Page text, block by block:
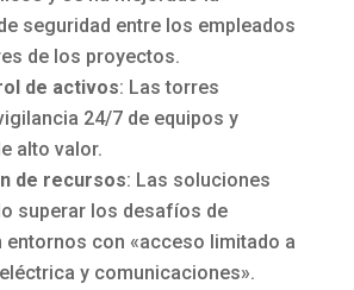
seguridad entre los empleados
de los proyectos.
de activos: Las torres
24/7 de equipos y
alto valor.
de recursos: Las soluciones
superar los desafíos de
entornos con «acceso limitado a
y comunicaciones».